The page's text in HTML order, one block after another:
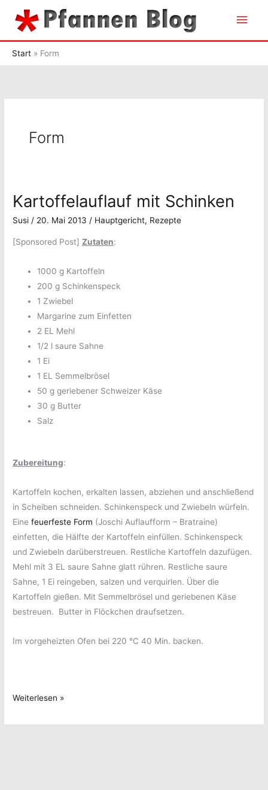
Inhalt
Start Form
Form
Kartoffelauflauf mit Schinken
Susi / 20. Mai 2013 / Hauptgericht, Rezepte
[Sponsored Post]Zutaten:
1000 g Kartoffeln
200 g Schinkenspeck
1 Zwiebel
Margarine zum Einfetten
2 EL Mehl
1/2 l saure Sahne
1 Ei
1 EL Semmelbrösel
50 g geriebener Schweizer Käse
30 g Butter
Salz
Zubereitung:
Kartoffeln kochen, erkalten lassen, abziehen und anschließend
in Scheiben schneiden. Schinkenspeck und Zwiebeln würfeln.
Einefeuerfeste Form (Joschi Auflaufform – Bratraine)
einfetten, die Hälfte der Kartoffeln einfüllen. Schinkenspeck
und Zwiebeln darüberstreuen. Restliche Kartoffeln dazufügen.
Mehl mit 3 EL saure Sahne glatt rühren. Restliche saure
Sahne, 1 Ei reingeben, salzen und verquirlen. Über die
Kartoffeln gießen. Mit Semmelbrösel und geriebenen Käse
bestreuen. Butter in Flöckchen draufsetzen.
Im vorgeheizten Ofen bei 220 °C 40 Min. backen.
Kartoffelauflauf
Weiterlesen »